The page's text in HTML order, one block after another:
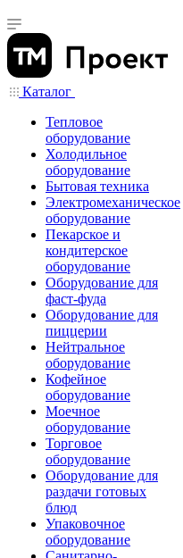
Каталог
Тепловое
оборудование
Холодильное
оборудование
Бытовая техника
Электромеханическое
оборудование
Пекарское и
кондитерское
оборудование
Оборудование для
фаст-фуда
Оборудование для
пиццерии
Нейтральное
оборудование
Кофейное
оборудование
Моечное
оборудование
Торговое
оборудование
Оборудование для
раздачи готовых
блюд
Упаковочное
оборудование